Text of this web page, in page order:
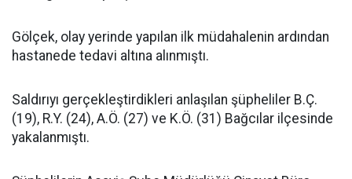
Gölçek, olay yerinde yapılan ilk müdahalenin ardından
hastanede tedavi altına alınmıştı.
Saldırıyı gerçekleştirdikleri anlaşılan şüpheliler B.Ç.
(19), R.Y. (24), A.Ö. (27) ve K.Ö. (31) Bağcılar ilçesinde
yakalanmıştı.